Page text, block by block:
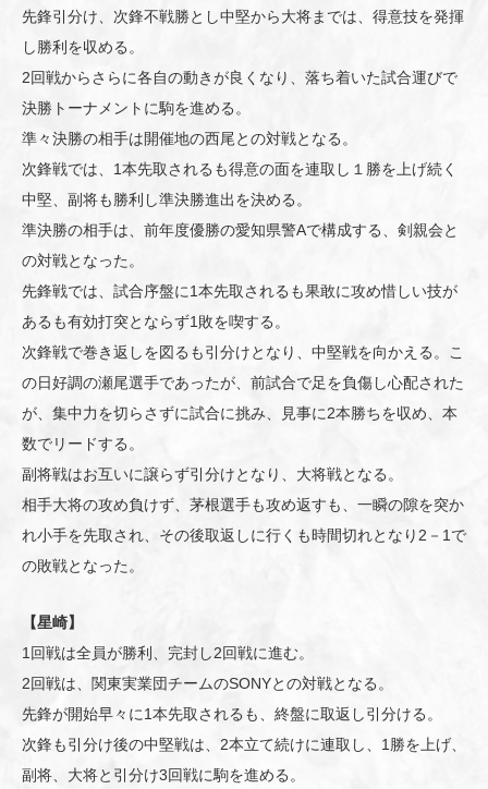
先鋒引分け、次鋒不戦勝とし中堅から大将までは、得意技を発揮
し勝利を収める。
2回戦からさらに各自の動きが良くなり、落ち着いた試合運びで
決勝トーナメントに駒を進める。
準々決勝の相手は開催地の西尾との対戦となる。
次鋒戦では、1本先取されるも得意の面を連取し１勝を上げ続く
中堅、副将も勝利し準決勝進出を決める。
準決勝の相手は、前年度優勝の愛知県警Aで構成する、剣親会と
の対戦となった。
先鋒戦では、試合序盤に1本先取されるも果敢に攻め惜しい技が
あるも有効打突とならず1敗を喫する。
次鋒戦で巻き返しを図るも引分けとなり、中堅戦を向かえる。こ
の日好調の瀬尾選手であったが、前試合で足を負傷し心配された
が、集中力を切らさずに試合に挑み、見事に2本勝ちを収め、本
数でリードする。
副将戦はお互いに譲らず引分けとなり、大将戦となる。
相手大将の攻め負けず、茅根選手も攻め返すも、一瞬の隙を突か
れ小手を先取され、その後取返しに行くも時間切れとなり2－1で
の敗戦となった。
【星崎】
1回戦は全員が勝利、完封し2回戦に進む。
2回戦は、関東実業団チームのSONYとの対戦となる。
先鋒が開始早々に1本先取されるも、終盤に取返し引分ける。
次鋒も引分け後の中堅戦は、2本立て続けに連取し、1勝を上げ、
副将、大将と引分け3回戦に駒を進める。